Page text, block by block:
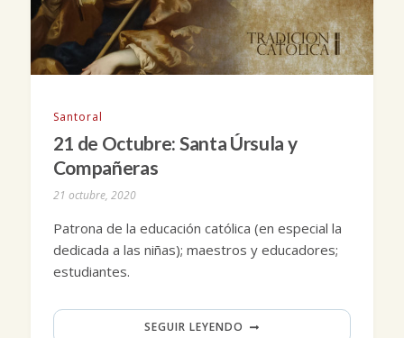
Santoral
21 de Octubre: Santa Úrsula y
Compañeras
21 octubre, 2020
Patrona de la educación católica (en especial la
dedicada a las niñas); maestros y educadores;
estudiantes.
SEGUIR LEYENDO